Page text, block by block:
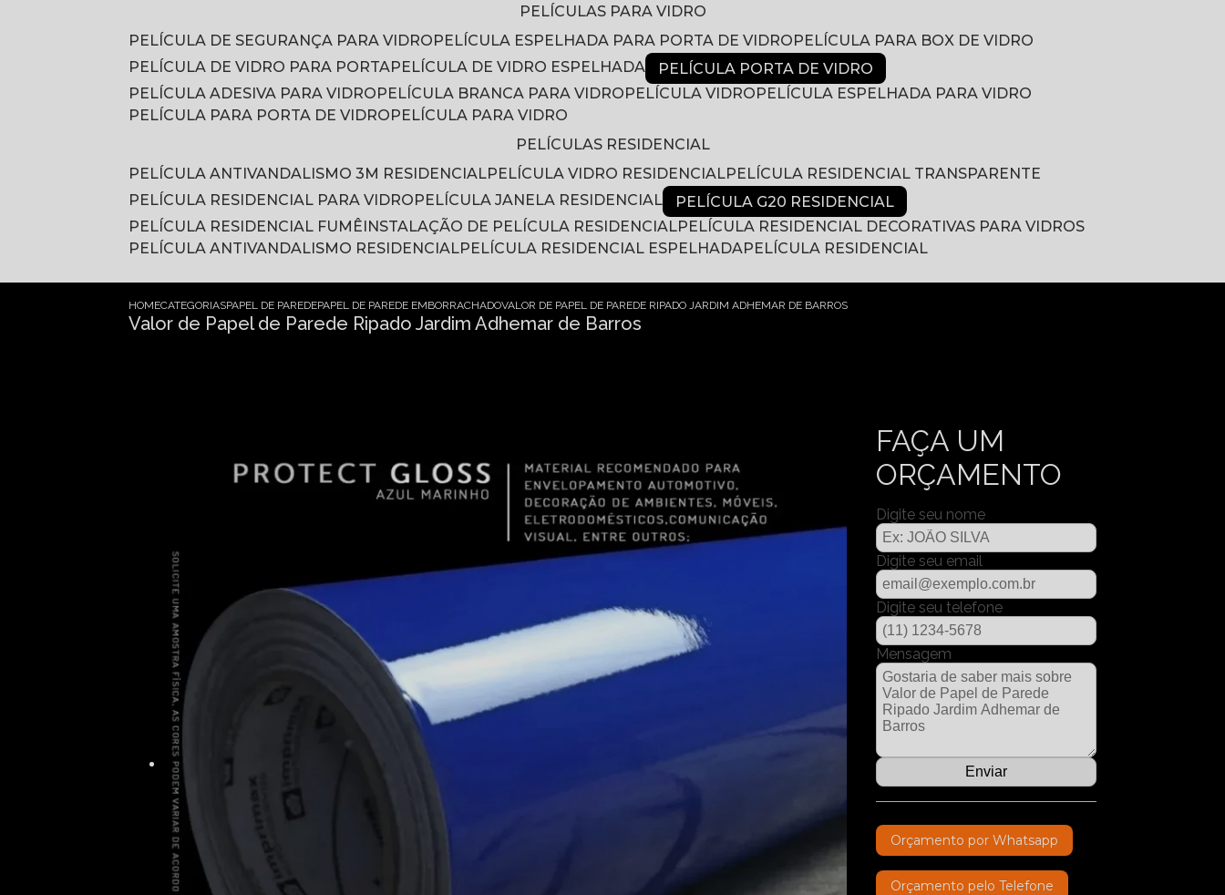
PELÍCULAS PARA VIDRO
PELÍCULA DE SEGURANÇA PARA VIDRO
PELÍCULA ESPELHADA PARA PORTA DE VIDRO
PELÍCULA PARA BOX DE VIDRO
PELÍCULA DE VIDRO PARA PORTA
PELÍCULA DE VIDRO ESPELHADA
PELÍCULA PORTA DE VIDRO
PELÍCULA ADESIVA PARA VIDRO
PELÍCULA BRANCA PARA VIDRO PELÍCULA VIDRO
PELÍCULA ESPELHADA PARA VIDRO
PELÍCULA PARA PORTA DE VIDRO
PELÍCULA PARA VIDRO
PELÍCULAS RESIDENCIAL
PELÍCULA ANTIVANDALISMO 3M RESIDENCIAL
PELÍCULA VIDRO RESIDENCIAL
PELÍCULA RESIDENCIAL TRANSPARENTE
PELÍCULA RESIDENCIAL PARA VIDRO
PELÍCULA JANELA RESIDENCIAL
PELÍCULA G20 RESIDENCIAL
PELÍCULA RESIDENCIAL FUMÊ INSTALAÇÃO DE PELÍCULA RESIDENCIAL
PELÍCULA RESIDENCIAL DECORATIVAS PARA VIDROS
PELÍCULA ANTIVANDALISMO RESIDENCIAL
PELÍCULA RESIDENCIAL ESPELHADA PELÍCULA RESIDENCIAL
HOMECATEGORIASPAPEL DE PAREDEPAPEL DE PAREDE EMBORRACHADOVALOR DE PAPEL DE PAREDE RIPADO JARDIM ADHEMAR DE BARROS
Valor de Papel de Parede Ripado Jardim Adhemar de Barros
FAÇA UM
ORÇAMENTO
Digite seu nome
Digite seu email
Digite seu telefone
Mensagem
Orçamento por Whatsapp
Orçamento pelo Telefone